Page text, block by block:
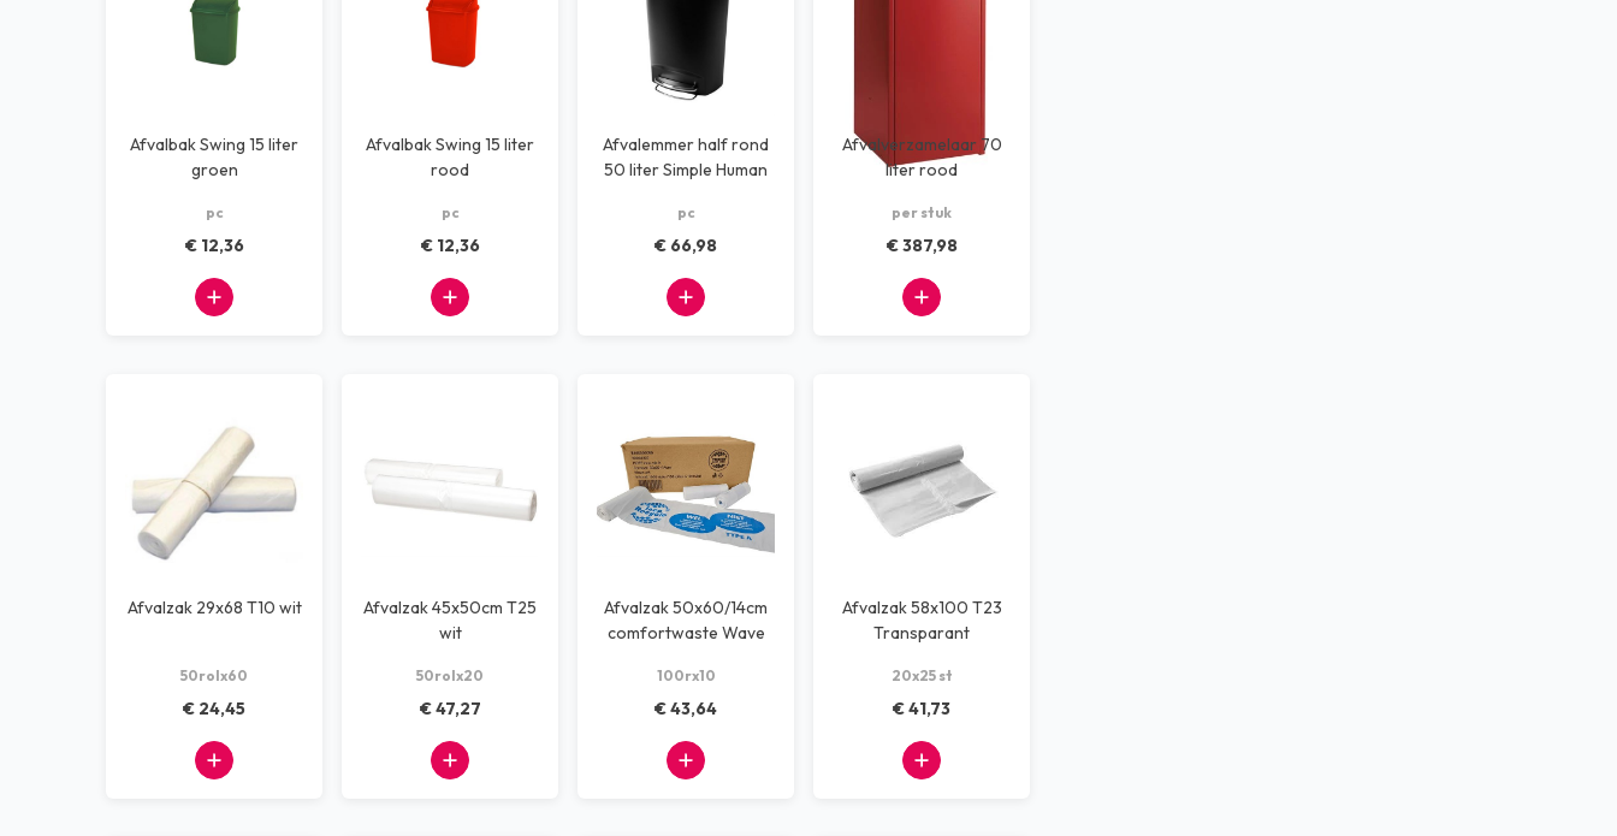
Afvalbak Swing 15 liter
groen
pc
€ 12,36
Afvalbak Swing 15 liter
rood
pc
€ 12,36
Afvalemmer half rond
50 liter Simple Human
pc
€ 66,98
Afvalverzamelaar 70
liter rood
per stuk
€ 387,98
Afvalzak 29x68 T10 wit
50rolx60
€ 24,45
Afvalzak 45x50cm T25
wit
50rolx20
€ 47,27
Afvalzak 50x60/14cm
comfortwaste Wave
100rx10
€ 43,64
Afvalzak 58x100 T23
Transparant
20x25 st
€ 41,73